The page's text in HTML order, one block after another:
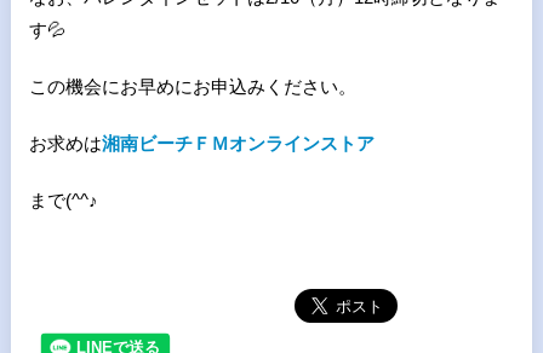
す💦
この機会にお早めにお申込みください。
お求めは湘南ビーチＦＭオンラインストア
まで(^^♪